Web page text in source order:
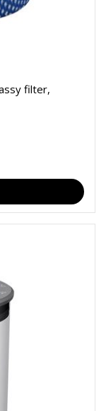
filter,